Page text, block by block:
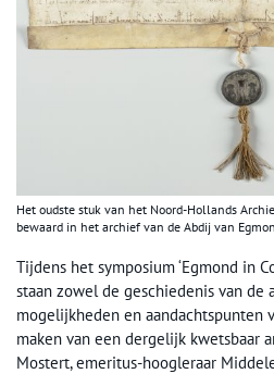
Het oudste stuk van het Noord-Hollands
bewaard in het archief van de Abdij van
Tijdens het symposium ‘Egmond in
staan zowel de geschiedenis van de
mogelijkheden en aandachtspunten
maken van een dergelijk kwetsbaar
Mostert, emeritus-hoogleraar